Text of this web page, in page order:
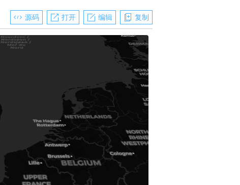
源码 打开 编辑 复制